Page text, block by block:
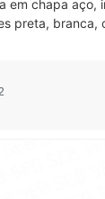
em chapa aço,
preta, branca,